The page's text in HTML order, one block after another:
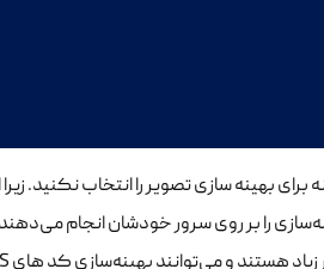
بهینه سازی تصویر را انتخاب نکنید. زیرا
را بر روی سرور خودشان انجام